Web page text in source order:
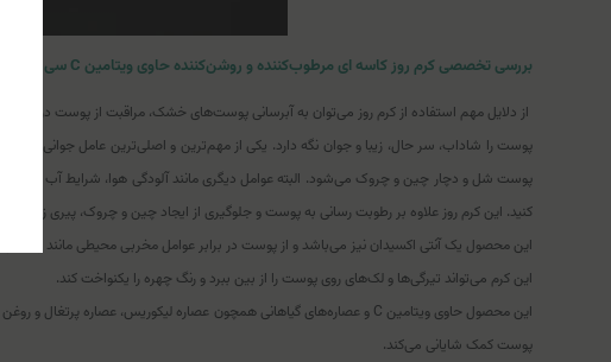
بررسی تخصصی کرم روز کاسه ای مرطوب‌کننده و روشن‌کننده حاوی ویتامین C سی فکتور آردن (SPF15)
از دلایل مهم استفاده از کرم روز می‌توان به آبرسانی پوست‌های خشک، مراقبت از پوست در
پوست شل و دچار چین و چروک می‌شود. البته عوامل دیگری مانند آلودگی هوا، شرایط آب و هوایی
کنید. این کرم روز علاوه بر رطوبت رسانی به پوست و جلوگیری از ایجاد چین و چروک، پیری
این محصول یک آنتی اکسیدان نیز می‌باشد و از پوست در برابر عوامل مخربی محیطی مانند
این کرم می‌تواند تیرگی‌ها و لک‌های روی پوست را از بین ببرد و رنگ چهره را یکنواخت کند.
پوست کمک شایانی می‌کند.